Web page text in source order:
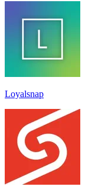
Loyalsnap